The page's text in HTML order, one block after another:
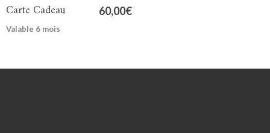
Carte Cadeau 60,00€
Valable 6 mois